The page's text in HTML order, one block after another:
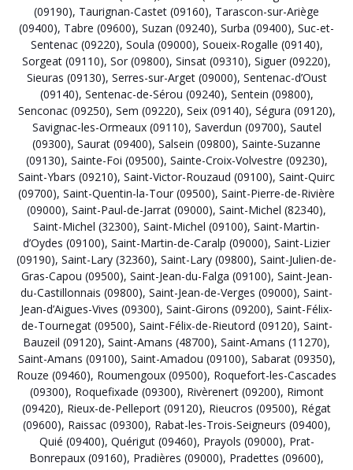
(09190), Taurignan-Castet (09160), Tarascon-sur-Ariège
(09400), Tabre (09600), Suzan (09240), Surba (09400), Suc-et-
Sentenac (09220), Soula (09000), Soueix-Rogalle (09140),
Sorgeat (09110), Sor (09800), Sinsat (09310), Siguer (09220),
Sieuras (09130), Serres-sur-Arget (09000), Sentenac-d’Oust
(09140), Sentenac-de-Sérou (09240), Sentein (09800),
Senconac (09250), Sem (09220), Seix (09140), Ségura (09120),
Savignac-les-Ormeaux (09110), Saverdun (09700), Sautel
(09300), Saurat (09400), Salsein (09800), Sainte-Suzanne
(09130), Sainte-Foi (09500), Sainte-Croix-Volvestre (09230),
Saint-Ybars (09210), Saint-Victor-Rouzaud (09100), Saint-Quirc
(09700), Saint-Quentin-la-Tour (09500), Saint-Pierre-de-Rivière
(09000), Saint-Paul-de-Jarrat (09000), Saint-Michel (82340),
Saint-Michel (32300), Saint-Michel (09100), Saint-Martin-
d’Oydes (09100), Saint-Martin-de-Caralp (09000), Saint-Lizier
(09190), Saint-Lary (32360), Saint-Lary (09800), Saint-Julien-de-
Gras-Capou (09500), Saint-Jean-du-Falga (09100), Saint-Jean-
du-Castillonnais (09800), Saint-Jean-de-Verges (09000), Saint-
Jean-d’Aigues-Vives (09300), Saint-Girons (09200), Saint-Félix-
de-Tournegat (09500), Saint-Félix-de-Rieutord (09120), Saint-
Bauzeil (09120), Saint-Amans (48700), Saint-Amans (11270),
Saint-Amans (09100), Saint-Amadou (09100), Sabarat (09350),
Rouze (09460), Roumengoux (09500), Roquefort-les-Cascades
(09300), Roquefixade (09300), Rivèrenert (09200), Rimont
(09420), Rieux-de-Pelleport (09120), Rieucros (09500), Régat
(09600), Raissac (09300), Rabat-les-Trois-Seigneurs (09400),
Quié (09400), Quérigut (09460), Prayols (09000), Prat-
Bonrepaux (09160), Pradières (09000), Pradettes (09600),